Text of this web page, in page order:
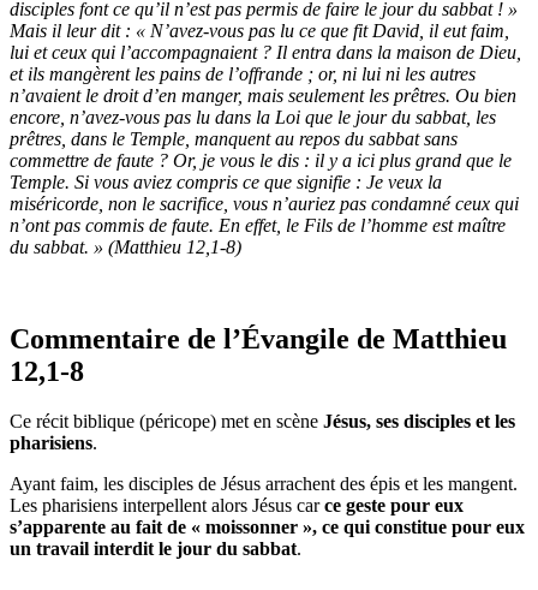
disciples font ce qu’il n’est pas permis de faire le jour du sabbat ! »
Mais il leur dit : « N’avez-vous pas lu ce que fit David, il eut faim,
lui et ceux qui l’accompagnaient ? Il entra dans la maison de Dieu,
et ils mangèrent les pains de l’offrande ; or, ni lui ni les autres
n’avaient le droit d’en manger, mais seulement les prêtres. Ou bien
encore, n’avez-vous pas lu dans la Loi que le jour du sabbat, les
prêtres, dans le Temple, manquent au repos du sabbat sans
commettre de faute ? Or, je vous le dis : il y a ici plus grand que le
Temple. Si vous aviez compris ce que signifie : Je veux la
miséricorde, non le sacrifice, vous n’auriez pas condamné ceux qui
n’ont pas commis de faute. En effet, le Fils de l’homme est maître
du sabbat. » (Matthieu 12,1-8)
Commentaire de l’Évangile de Matthieu
12,1-8
Ce récit biblique (péricope) met en scène Jésus, ses disciples et les
pharisiens.
Ayant faim, les disciples de Jésus arrachent des épis et les mangent.
Les pharisiens interpellent alors Jésus carce geste pour eux
s’apparente au fait de « moissonner », ce qui constitue pour eux
un travail interdit le jour du sabbat.